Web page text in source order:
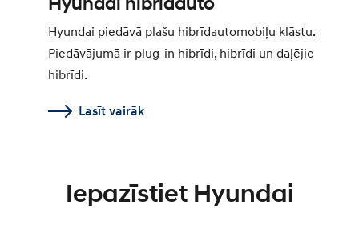
Hyundai piedāvā plašu hibrīdautomobiļu klāstu.
Piedāvājumā ir plug-in hibrīdi, hibrīdi un daļējie
hibrīdi.
Lasīt vairāk
Iepazīstiet Hyundai